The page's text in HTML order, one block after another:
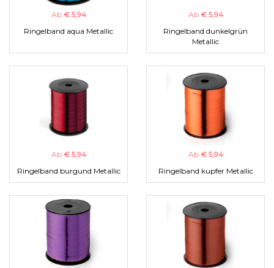
Ab € 5,94
Ringelband aqua Metallic
Ab € 5,94
Ringelband dunkelgrün
Metallic
Ab € 5,94
Ringelband burgund Metallic
Ab € 5,94
Ringelband kupfer Metallic